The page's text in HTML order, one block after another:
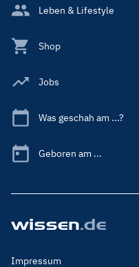
Leben & Lifestyle
Shop
Jobs
Was geschah am ...?
Geboren am ...
Footer
Impressum